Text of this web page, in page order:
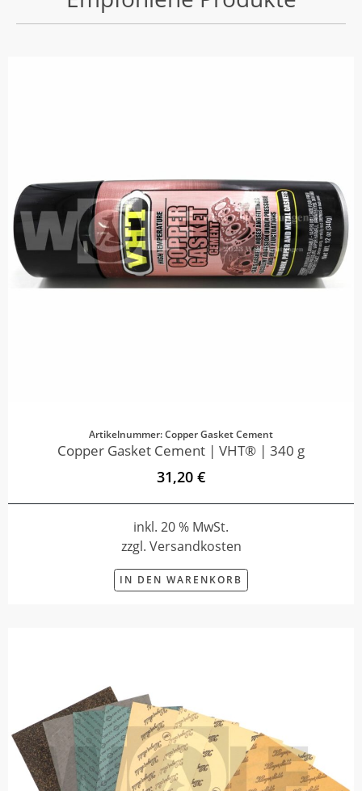
Artikelnummer: Copper Gasket Cement
Copper Gasket Cement | VHT® | 340 g
31,20 €
inkl. 20 % MwSt.
zzgl. Versandkosten
IN DEN WARENKORB